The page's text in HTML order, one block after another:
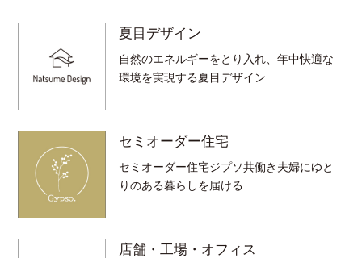
夏目デザイン
自然のエネルギーをとり入れ、年中快適な
環境を実現する夏目デザイン
セミオーダー住宅
セミオーダー住宅ジプソ共働き夫婦にゆと
りのある暮らしを届ける
店舗・工場・オフィス